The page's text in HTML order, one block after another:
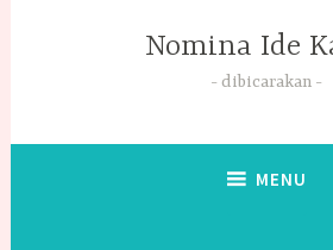
Nomina Ide
dibicarakan
MENU